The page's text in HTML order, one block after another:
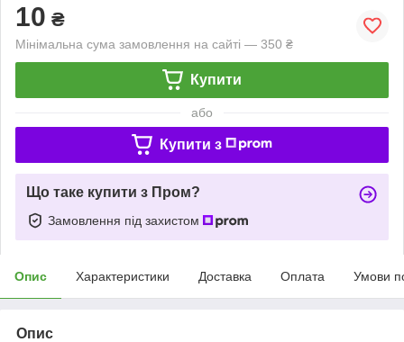
10 ₴
Мінімальна сума замовлення на сайті — 350 ₴
Купити
або
Купити з
Що таке купити з Пром?
Замовлення під захистом
Опис Характеристики Доставка Оплата Умови
Опис